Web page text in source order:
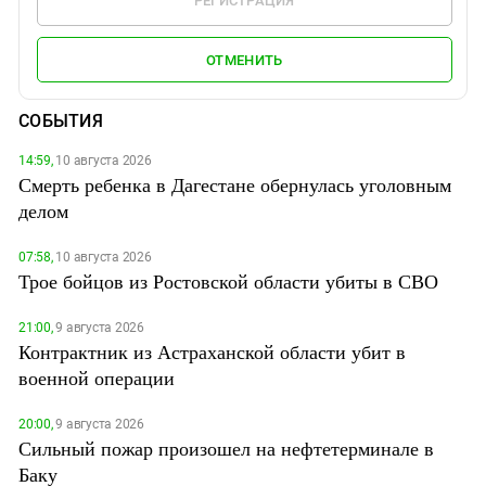
ОТМЕНИТЬ
СОБЫТИЯ
14:59,10 августа 2026
Смерть ребенка в Дагестане обернулась уголовным
делом
07:58,10 августа 2026
Трое бойцов из Ростовской области убиты в СВО
21:00,9 августа 2026
Контрактник из Астраханской области убит в
военной операции
20:00,9 августа 2026
Сильный пожар произошел на нефтетерминале в
Баку